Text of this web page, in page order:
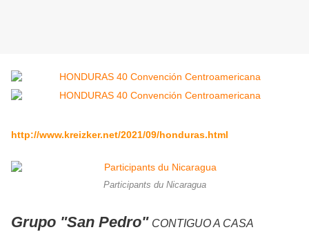
http://www.kreizker.net/2021/09/honduras.html
Participants du Nicaragua
Grupo "San Pedro" CONTIGUO A CASA